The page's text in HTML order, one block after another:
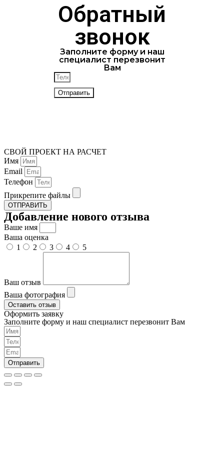
Обратный
звонок
Заполните форму и наш
специалист перезвонит
Вам
Отправить
СВОЙ ПРОЕКТ НА РАСЧЕТ
Имя
Email
Телефон
Прикрепите файлы
ОТПРАВИТЬ
Добавление нового отзыва
Ваше имя
Ваша оценка
1
2 3 4 5
Ваш отзыв
Ваша фотография
Оставить отзыв
Оформить заявку
Заполните форму и наш специалист перезвонит Вам
Отправить